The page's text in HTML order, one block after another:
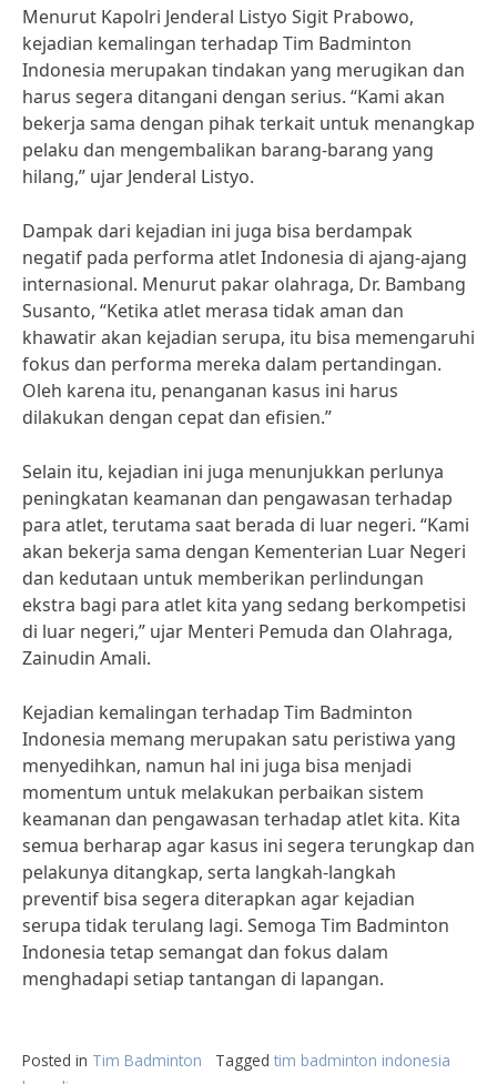
Menurut Kapolri Jenderal Listyo Sigit Prabowo,
kejadian kemalingan terhadap Tim Badminton
Indonesia merupakan tindakan yang merugikan dan
harus segera ditangani dengan serius. “Kami akan
bekerja sama dengan pihak terkait untuk menangkap
pelaku dan mengembalikan barang-barang yang
hilang,” ujar Jenderal Listyo.
Dampak dari kejadian ini juga bisa berdampak
negatif pada performa atlet Indonesia di ajang-ajang
internasional. Menurut pakar olahraga, Dr. Bambang
Susanto, “Ketika atlet merasa tidak aman dan
khawatir akan kejadian serupa, itu bisa memengaruhi
fokus dan performa mereka dalam pertandingan.
Oleh karena itu, penanganan kasus ini harus
dilakukan dengan cepat dan efisien.”
Selain itu, kejadian ini juga menunjukkan perlunya
peningkatan keamanan dan pengawasan terhadap
para atlet, terutama saat berada di luar negeri. “Kami
akan bekerja sama dengan Kementerian Luar Negeri
dan kedutaan untuk memberikan perlindungan
ekstra bagi para atlet kita yang sedang berkompetisi
di luar negeri,” ujar Menteri Pemuda dan Olahraga,
Zainudin Amali.
Kejadian kemalingan terhadap Tim Badminton
Indonesia memang merupakan satu peristiwa yang
menyedihkan, namun hal ini juga bisa menjadi
momentum untuk melakukan perbaikan sistem
keamanan dan pengawasan terhadap atlet kita. Kita
semua berharap agar kasus ini segera terungkap dan
pelakunya ditangkap, serta langkah-langkah
preventif bisa segera diterapkan agar kejadian
serupa tidak terulang lagi. Semoga Tim Badminton
Indonesia tetap semangat dan fokus dalam
menghadapi setiap tantangan di lapangan.
Posted in Tim Badminton Tagged tim badminton indonesia